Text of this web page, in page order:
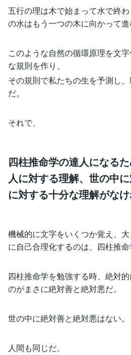
五行の理は木で始まって水で終
の水はもう一つの木に向かって進
このような自然の循環原理を文
な規則を作り、
その規則で私たちの生を予測し
だ。
それで、
四柱推命学の達人になる
人に対する理解、世の中
に対する十分な理解がなけ
機械的に文字をいくつか覚え、
に自己合理化するのは、四柱推命
四柱推命学を勉強する時、絶対
のがまさに絶対善と絶対悪だ。
世の中に絶対善と絶対悪はない。
人間も同じだ。